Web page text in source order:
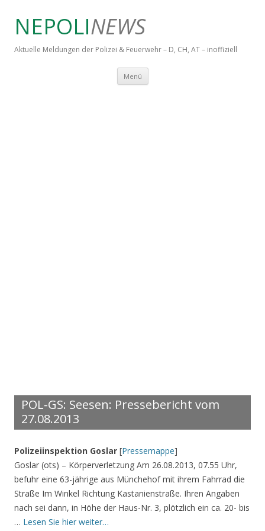
NEPOLINEWS
Aktuelle Meldungen der Polizei & Feuerwehr – D, CH, AT – inoffiziell
Menü Springe zum Inhalt
POL-GS: Seesen: Pressebericht vom
27.08.2013
Polizeiinspektion Goslar [Pressemappe]
Goslar (ots) – Körperverletzung Am 26.08.2013, 07.55 Uhr,
befuhr eine 63-jährige aus Münchehof mit ihrem Fahrrad die
Straße Im Winkel Richtung Kastanienstraße. Ihren Angaben
nach sei dann, in Höhe der Haus-Nr. 3, plötzlich ein ca. 20- bis
… Lesen Sie hier weiter…